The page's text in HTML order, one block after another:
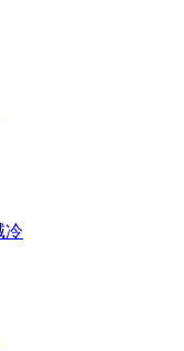
冷